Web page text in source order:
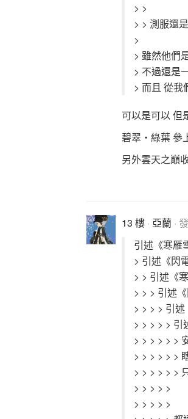
> >
> > 測服還
>
> 雖然他們
> 不過還是
> 而且 從我
可以是可以 但
碧翠‧綠葉 參
另外
13 樓 · 亞蘭 ·
引述《寒雁
> 引述《閃
> > 引述《
> > > 引述
> > > > 引
> > > > > 引
> > > > > >
> > > > > >
> > > > > >
> > > > >
> > > > >